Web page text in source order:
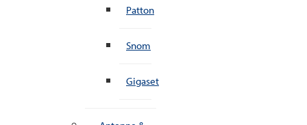
Patton
Snom
Gigaset